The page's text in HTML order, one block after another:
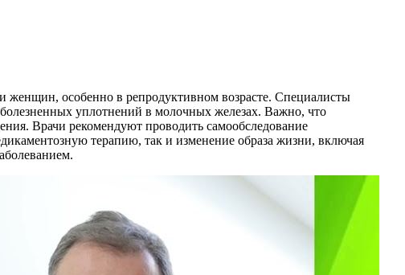
женщин, особенно в репродуктивном возрасте. Специалисты
уплотнений в молочных железах. Важно, что
Врачи рекомендуют проводить самообследование
терапию, так и изменение образа жизни, включая